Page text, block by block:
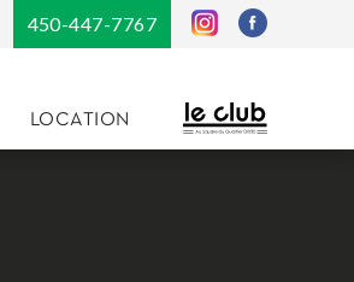
450-447-7767
LOCATION